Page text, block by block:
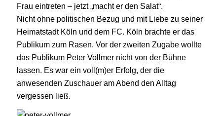
Frau eintreten – jetzt „macht er den Salat“.
Nicht ohne politischen Bezug und mit Liebe zu seiner
Heimatstadt Köln und dem FC. Köln brachte er das
Publikum zum Rasen. Vor der zweiten Zugabe wollte
das Publikum Peter Vollmer nicht von der Bühne
lassen. Es war ein voll(m)er Erfolg, der die
anwesenden Zuschauer am Abend den Alltag
vergessen ließ.